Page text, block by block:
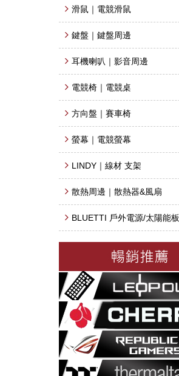
滑鼠｜電競滑鼠
鍵盤｜鍵盤周邊
耳機喇叭｜影音周邊
電競椅｜電競桌
方向盤｜賽車椅
螢幕｜電競螢幕
LINDY｜線材 支架
散熱周邊｜散熱器&風扇
BLUETTI 戶外電源/太陽能板